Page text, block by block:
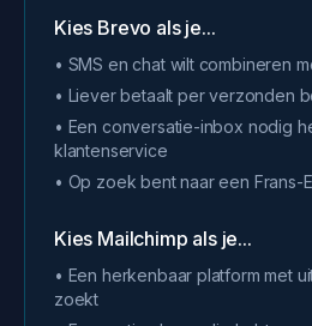
Kies Brevo als je...
• SMS en chat wilt combineren
• Liever betaalt per verzonden
• Een conversatie-inbox nodig
klantenservice
• Op zoek bent naar een Frans-
Kies Mailchimp als je...
• Een herkenbaar platform met
zoekt